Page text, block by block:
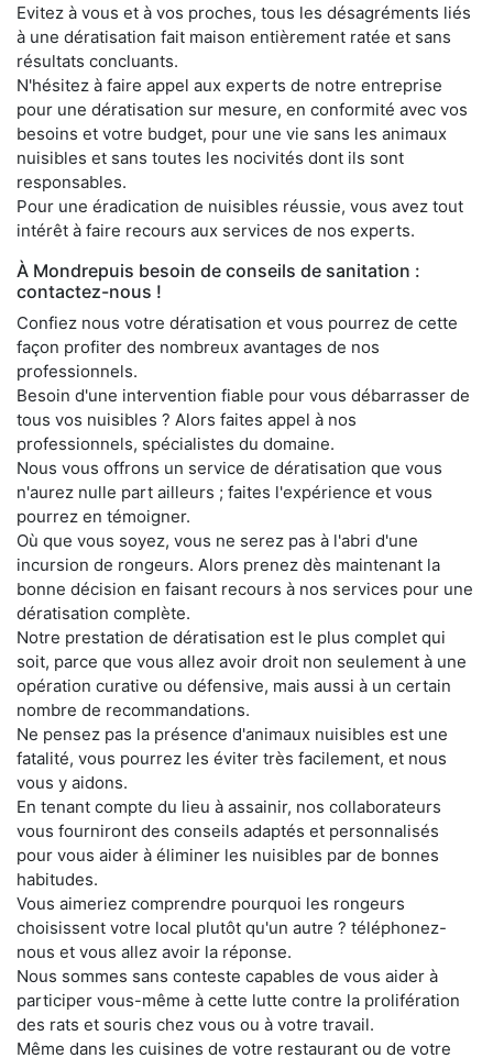
Evitez à vous et à vos proches, tous les désagréments liés
à une dératisation fait maison entièrement ratée et sans
résultats concluants.
N'hésitez à faire appel aux experts de notre entreprise
pour une dératisation sur mesure, en conformité avec vos
besoins et votre budget, pour une vie sans les animaux
nuisibles et sans toutes les nocivités dont ils sont
responsables.
Pour une éradication de nuisibles réussie, vous avez tout
intérêt à faire recours aux services de nos experts.
À Mondrepuis besoin de conseils de sanitation :
contactez-nous !
Confiez nous votre dératisation et vous pourrez de cette
façon profiter des nombreux avantages de nos
professionnels.
Besoin d'une intervention fiable pour vous débarrasser de
tous vos nuisibles ? Alors faites appel à nos
professionnels, spécialistes du domaine.
Nous vous offrons un service de dératisation que vous
n'aurez nulle part ailleurs ; faites l'expérience et vous
pourrez en témoigner.
Où que vous soyez, vous ne serez pas à l'abri d'une
incursion de rongeurs. Alors prenez dès maintenant la
bonne décision en faisant recours à nos services pour une
dératisation complète.
Notre prestation de dératisation est le plus complet qui
soit, parce que vous allez avoir droit non seulement à une
opération curative ou défensive, mais aussi à un certain
nombre de recommandations.
Ne pensez pas la présence d'animaux nuisibles est une
fatalité, vous pourrez les éviter très facilement, et nous
vous y aidons.
En tenant compte du lieu à assainir, nos collaborateurs
vous fourniront des conseils adaptés et personnalisés
pour vous aider à éliminer les nuisibles par de bonnes
habitudes.
Vous aimeriez comprendre pourquoi les rongeurs
choisissent votre local plutôt qu'un autre ? téléphonez-
nous et vous allez avoir la réponse.
Nous sommes sans conteste capables de vous aider à
participer vous-même à cette lutte contre la prolifération
des rats et souris chez vous ou à votre travail.
Même dans les cuisines de votre restaurant ou de votre